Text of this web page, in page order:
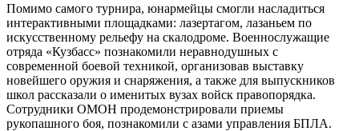
Помимо самого турнира, юнармейцы смогли насладиться
интерактивными площадками: лазертагом, лазаньем по
искусственному рельефу на скалодроме. Военнослужащие
отряда «Кузбасс» познакомили неравнодушных с
современной боевой техникой, организовав выставку
новейшего оружия и снаряжения, а также для выпускников
школ рассказали о именитых вузах войск правопорядка.
Сотрудники ОМОН продемонстрировали приемы
рукопашного боя, познакомили с азами управления БПЛА.